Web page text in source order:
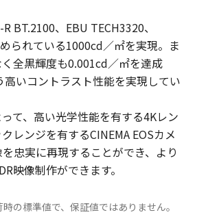
BT.2100、EBU TECH3320、
られている1000cd／㎡を実現。ま
全黒輝度も0.001cd／㎡を達成
高いコントラスト性能を実現してい
て、高い光学性能を有する4Kレン
レンジを有するCINEMA EOSカメ
忠実に再現することができ、より
映像制作ができます。
の標準値で、保証値ではありません。